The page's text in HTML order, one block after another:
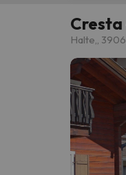
Oops,
Halte,,